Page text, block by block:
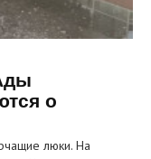
о
люки. На